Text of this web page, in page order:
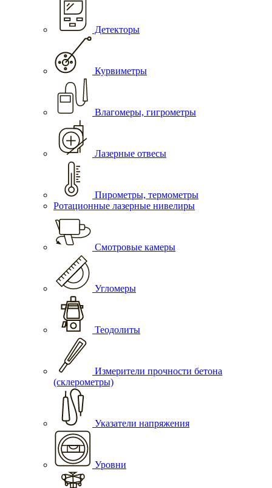
Детекторы
Курвиметры
Влагомеры, гигрометры
Лазерные отвесы
Пирометры, термометры
Ротационные лазерные нивелиры
Смотровые камеры
Угломеры
Теодолиты
Измерители прочности бетона
(склерометры)
Указатели напряжения
Уровни